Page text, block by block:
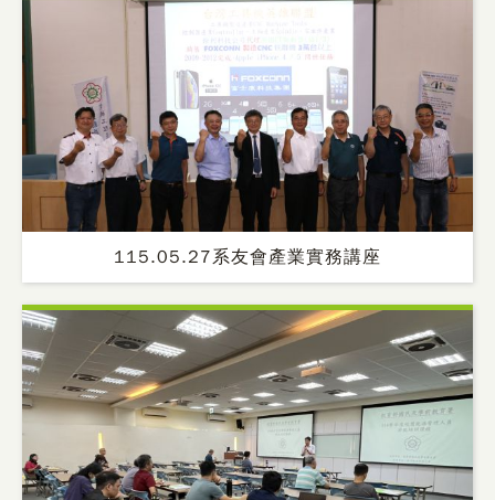
115.05.27系友會產業實務講座